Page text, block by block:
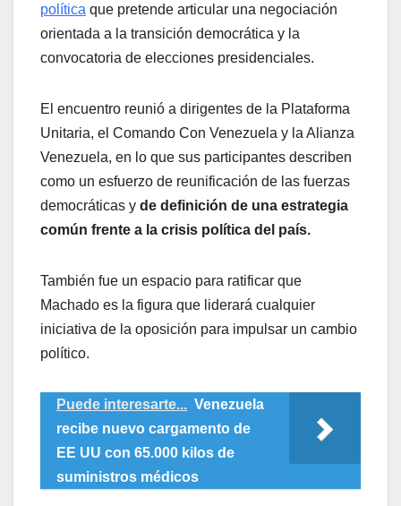
política que pretende articular una negociación
orientada a la transición democrática y la
convocatoria de elecciones presidenciales.
El encuentro reunió a dirigentes de la Plataforma
Unitaria, el Comando Con Venezuela y la Alianza
Venezuela, en lo que sus participantes describen
como un esfuerzo de reunificación de las fuerzas
democráticas y de definición de una estrategia
común frente a la crisis política del país.
También fue un espacio para ratificar que
Machado es la figura que liderará cualquier
iniciativa de la oposición para impulsar un cambio
político.
Puede interesarte... Venezuela
recibe nuevo cargamento de
EE UU con 65.000 kilos de
suministros médicos